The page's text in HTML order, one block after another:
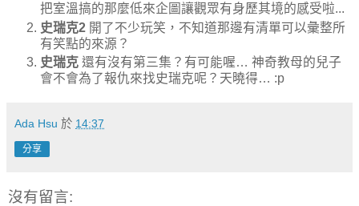
把室溫搞的那麼低來企圖讓觀眾有身歷其境的感受啦...
史瑞克2 開了不少玩笑，不知道那邊有清單可以彙整所
有笑點的來源？
史瑞克 還有沒有第三集？有可能喔… 神奇教母的兒子
會不會為了報仇來找史瑞克呢？天曉得… :p
Ada Hsu 於 14:37
分享
沒有留言: